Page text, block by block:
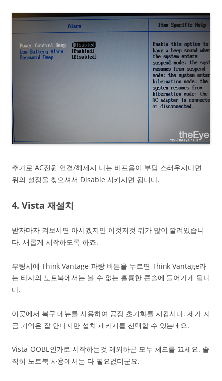
추가로 AC전원 연결/해제시 나는 비프음이 부담 스러우시다면
위의 설정을 찾으셔서 Disable 시키시면 됩니다.
4. Vista 재설치
받자마자 켜보시면 아시겠지만 이것저것 뭐가 많이 깔려있습니
다. 새롭게 시작하도록 하죠.
부팅시에 Think Vantage 파랑 버튼을 누르면 Think Vantage라
는 타사의 노트북에서는 볼 수 없는 훌륭한 콘솔에 들어가게 됩니
다.
이곳에서 복구 메뉴를 사용하여 공장 초기화를 시킵시다. 제가 지
금 기억은 잘 안나지만 설치 패키지를 선택할 수 있는데요.
Vista-OOBE인가로 시작하는것 제외하곤 모두 체크를 끄세요. 솔
직히 노트북 사용에서는 다 필요없더군요.